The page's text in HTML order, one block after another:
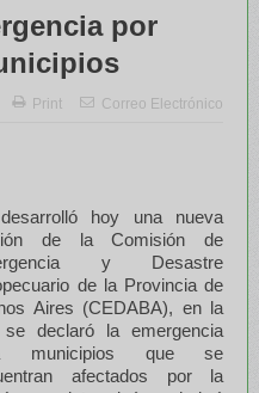
por
Print Correo Electrónico
hoy una nueva
de la Comisión de
y Desastre
de la Provincia de
Aires (CEDABA), en la
se declaró la emergencia
municipios que se
afectados por la